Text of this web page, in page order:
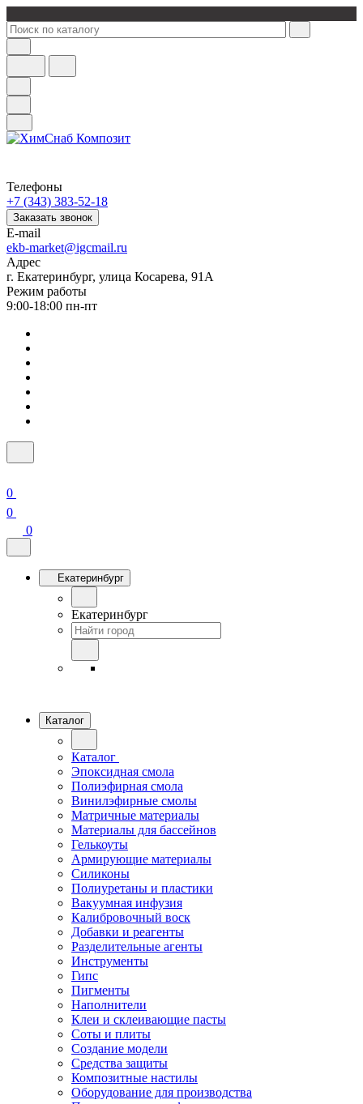
Телефоны
+7 (343) 383-52-18
Заказать звонок
E-mail
ekb-market@igcmail.ru
Адрес
г. Екатеринбург, улица Косарева, 91А
Режим работы
9:00-18:00 пн-пт
0
0
0
Екатеринбург
Екатеринбург
Каталог
Каталог
Эпоксидная смола
Полиэфирная смола
Винилэфирные смолы
Матричные материалы
Материалы для бассейнов
Гелькоуты
Армирующие материалы
Силиконы
Полиуретаны и пластики
Вакуумная инфузия
Калибровочный воск
Добавки и реагенты
Разделительные агенты
Инструменты
Гипс
Пигменты
Наполнители
Клеи и склеивающие пасты
Соты и плиты
Создание модели
Средства защиты
Композитные настилы
Оборудование для производства